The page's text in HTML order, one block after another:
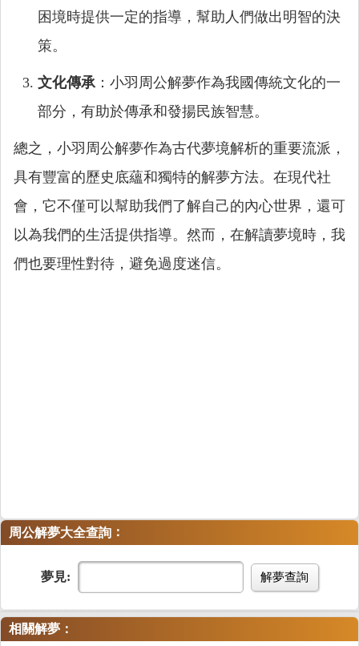
困境時提供一定的指導，幫助人們做出明智的決
策。
文化傳承：小羽周公解夢作為我國傳統文化的一
部分，有助於傳承和發揚民族智慧。
總之，小羽周公解夢作為古代夢境解析的重要流派，
具有豐富的歷史底蘊和獨特的解夢方法。在現代社
會，它不僅可以幫助我們了解自己的內心世界，還可
以為我們的生活提供指導。然而，在解讀夢境時，我
們也要理性對待，避免過度迷信。
周公解夢大全查詢 ：
夢見: 解夢查詢
相關解夢：